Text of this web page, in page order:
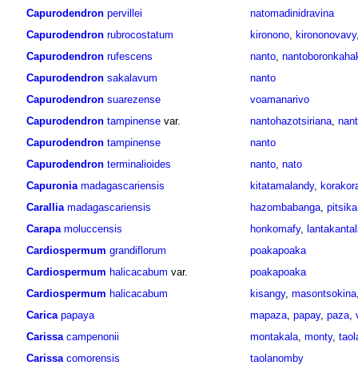
Capurodendron pervillei
natomadinidravina
Capurodendron rubrocostatum kironono, kirononovavy
Capurodendron rufescens nanto,
Capurodendron sakalavum
nanto
Capurodendron suarezense
voamanarivo
Capurodendron tampinensevar. nantohazotsiriana,
Capurodendron tampinense
nanto
Capurodendron terminalioides nanto, nato
Capuronia madagascariensis kitatamalandy,
Carallia madagascariensis hazombabanga,
Carapa moluccensis honkomafy,
Cardiospermum grandiflorum
poakapoaka
Cardiospermum halicacabum var.
poakapoaka
Cardiospermum halicacabum kisangy, masontsokina
Carica papaya mapaza, papay, paza,
Carissa campenonii montakala, monty,
Carissa comorensis
taolanomby